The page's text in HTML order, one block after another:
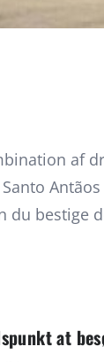
af
bestige
at